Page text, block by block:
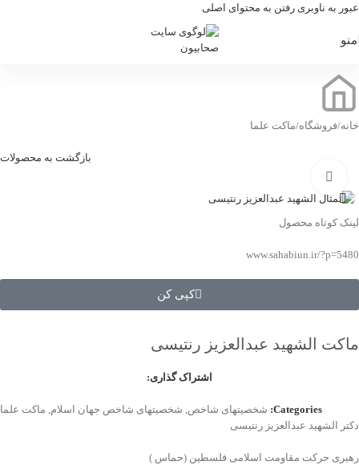
عبور به ناوبری رفتن به محتوای اصلی
منو
خانه/فروشگاه/ماکت علما
بازگشت به محصولات
لینک کوتاه محصول
www.sahabiun.ir/?p=5480
کپی کن
ماکت الشهيد عبدالعزیز رنتیسی
اشتراک گذاری:
Categories: شخصیتهای شاخص, شخصیتهای شاخص جهان اسلام, ماکت علما
دکتر الشهيد عبدالعزیز رنتیسی
رهبرى حرکت مقاومت اسلامی فلسطین (حماس )